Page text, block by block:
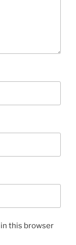
in this browser